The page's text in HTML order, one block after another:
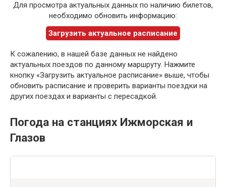
Для просмотра актуальных данных по наличию билетов,
необходимо обновить информацию:
Загрузить актуальное расписание
К сожалению, в нашей базе данных не найдено
актуальных поездов по данному маршруту. Нажмите
кнопку «Загрузить актуальное расписание» выше, чтобы
обновить расписание и проверить варианты поездки на
других поездах и варианты с пересадкой.
Погода на станциях Ижморская и
Глазов